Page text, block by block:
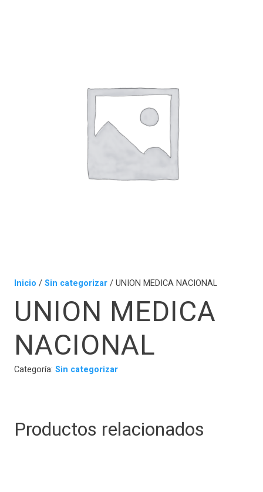
Inicio /Sin categorizar/ UNION MEDICA NACIONAL
UNION MEDICA
NACIONAL
Categoría: Sin categorizar
Productos relacionados